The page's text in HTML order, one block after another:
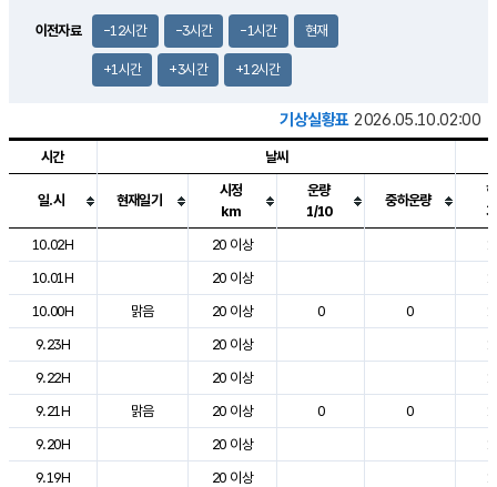
이전자료 -12시간 -3시간 -1시간 현재
+1시간 +3시간 +12시간
기상실황표 2026.05.10.02:00
도시별 기상실황표로 지점, 날씨, 기온, 강수, 바람, 기압등을 안내한 표입
시간 날씨
일.시 현재일기
시정
km
운량
1/10
중하운량
10.02H
20 이상
10.01H
20 이상
10.00H
맑음 20 이상 0 0
9.23H
20 이상
9.22H
20 이상
9.21H
맑음 20 이상 0 0
9.20H
20 이상
9.19H
20 이상